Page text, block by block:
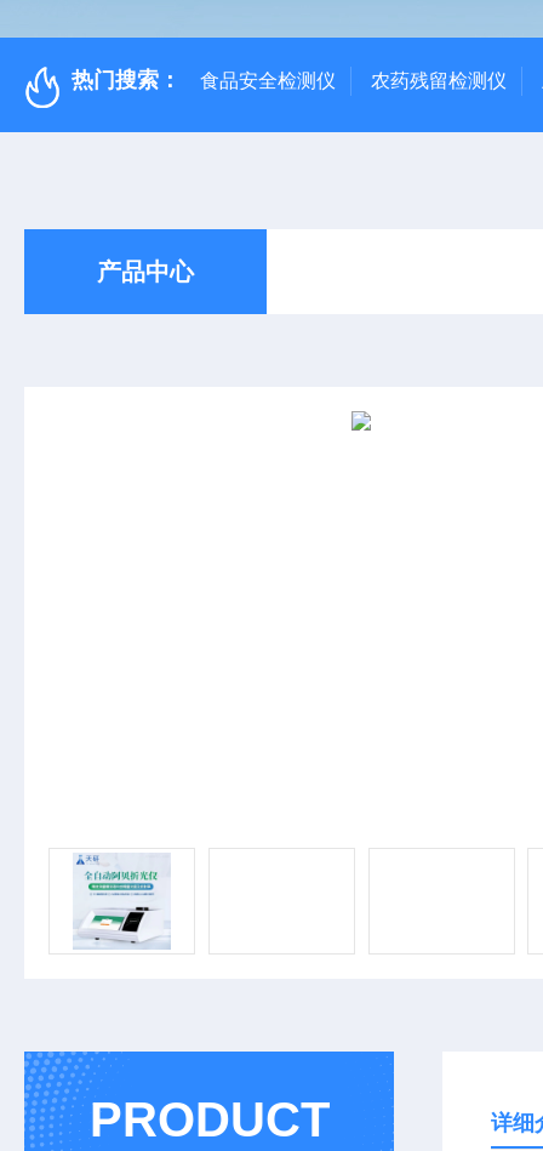
热门搜索： 食品安全检测仪 农药残留检测仪
产品中心
PRODUCT 详细